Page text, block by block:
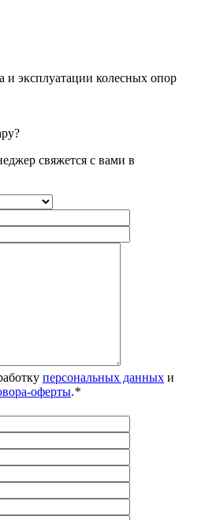
и эксплуатации колесных опор
свяжется с вами в
персональных данных и
оферты.*